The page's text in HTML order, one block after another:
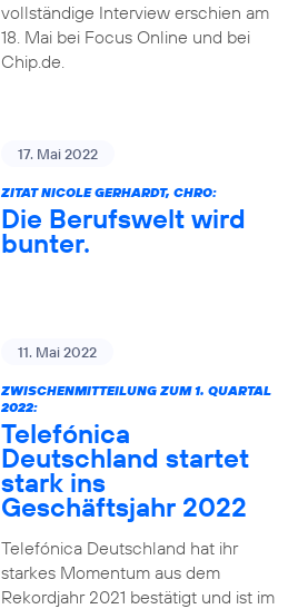
vollständige Interview erschien am
18. Mai bei Focus Online und bei
Chip.de.
17. Mai 2022
ZITAT NICOLE GERHARDT, CHRO:
Die Berufswelt wird
bunter.
11. Mai 2022
ZWISCHENMITTEILUNG ZUM 1. QUARTAL
2022:
Telefónica
Deutschland startet
stark ins
Geschäftsjahr 2022
Telefónica Deutschland hat ihr
starkes Momentum aus dem
Rekordjahr 2021 bestätigt und ist im